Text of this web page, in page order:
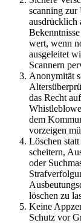
scanning zur
ausdrücklich
wert, wenn
ausgeleitet
Scannern
Anonymität
das Recht
dem
vorzeigen
Löschen
scheitern,
oder
löschen zu
Keine
Schutz vor